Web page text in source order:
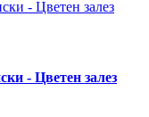
- Цветен залез